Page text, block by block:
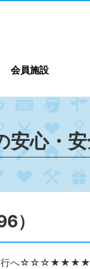
会員施設
安心・
）
移行へ